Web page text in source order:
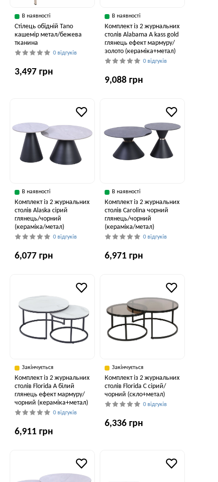
В наявності
Cтілець обідній Tano
кашемір метал/бежева
тканина
0 відгуків
3,497 грн
В наявності
Комплект із 2 журнальних
столів Alabama A kass gold
глянець ефект мармуру/
золото (кераміка+метал)
0 відгуків
9,088 грн
В наявності
Комплект із 2 журнальних
столів Alaska сірий
глянець/чорний
(кераміка/метал)
0 відгуків
6,077 грн
В наявності
Комплект із 2 журнальних
столів Carolina чорний
глянець/чорний
(кераміка/метал)
0 відгуків
6,971 грн
Закінчується
Комплект із 2 журнальних
столів Florida A білий
глянець ефект мармуру/
чорний (кераміка+метал)
0 відгуків
6,911 грн
Закінчується
Комплект із 2 журнальних
столів Florida C сірий/
чорний (скло+метал)
0 відгуків
6,336 грн